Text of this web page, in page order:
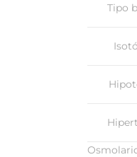
Tipo